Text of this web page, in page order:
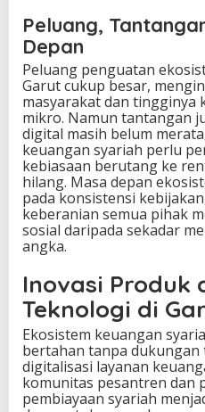
Peluang,
Depan
Peluang penguatan
Garut cukup besar,
masyarakat dan tingginya
mikro. Namun tantangan
digital masih belum
keuangan syariah perlu
kebiasaan berutang ke
hilang. Masa depan
pada konsistensi
keberanian semua pihak
sosial daripada sekadar
angka.
Inovasi Produk
Teknologi di
Ekosistem keuangan
bertahan tanpa dukungan
digitalisasi layanan
komunitas pesantren dan
pembiayaan syariah